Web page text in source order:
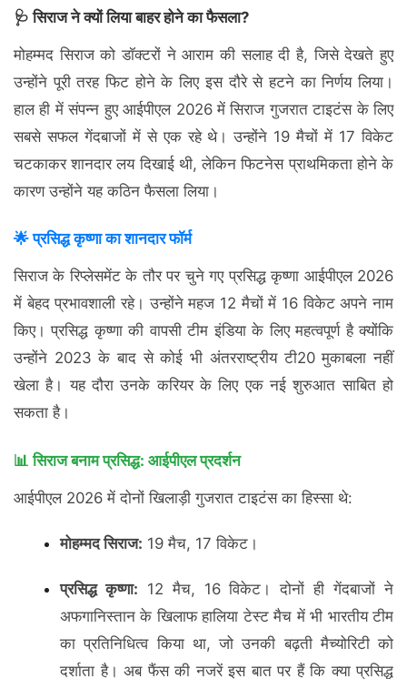
🩺 सिराज ने क्यों लिया बाहर होने का फैसला?
मोहम्मद सिराज को डॉक्टरों ने आराम की सलाह दी है, जिसे देखते हुए
उन्होंने पूरी तरह फिट होने के लिए इस दौरे से हटने का निर्णय लिया।
हाल ही में संपन्न हुए आईपीएल 2026 में सिराज गुजरात टाइटंस के लिए
सबसे सफल गेंदबाजों में से एक रहे थे। उन्होंने 19 मैचों में 17 विकेट
चटकाकर शानदार लय दिखाई थी, लेकिन फिटनेस प्राथमिकता होने के
कारण उन्होंने यह कठिन फैसला लिया।
🌟 प्रसिद्ध कृष्णा का शानदार फॉर्म
सिराज के रिप्लेसमेंट के तौर पर चुने गए प्रसिद्ध कृष्णा आईपीएल 2026
में बेहद प्रभावशाली रहे। उन्होंने महज 12 मैचों में 16 विकेट अपने नाम
किए। प्रसिद्ध कृष्णा की वापसी टीम इंडिया के लिए महत्वपूर्ण है क्योंकि
उन्होंने 2023 के बाद से कोई भी अंतरराष्ट्रीय टी20 मुकाबला नहीं
खेला है। यह दौरा उनके करियर के लिए एक नई शुरुआत साबित हो
सकता है।
📊 सिराज बनाम प्रसिद्ध: आईपीएल प्रदर्शन
आईपीएल 2026 में दोनों खिलाड़ी गुजरात टाइटंस का हिस्सा थे:
मोहम्मद सिराज: 19 मैच, 17 विकेट।
प्रसिद्ध कृष्णा: 12 मैच, 16 विकेट। दोनों ही गेंदबाजों ने
अफगानिस्तान के खिलाफ हालिया टेस्ट मैच में भी भारतीय टीम
का प्रतिनिधित्व किया था, जो उनकी बढ़ती मैच्योरिटी को
दर्शाता है। अब फैंस की नजरें इस बात पर हैं कि क्या प्रसिद्ध